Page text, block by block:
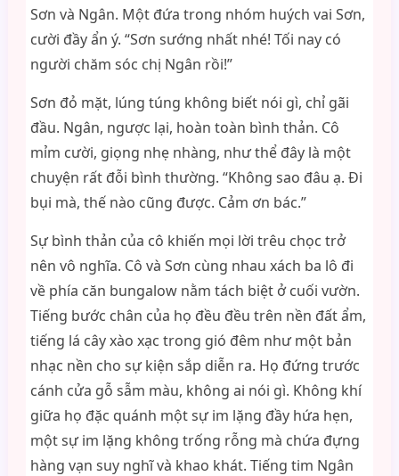
Sơn và Ngân. Một đứa trong nhóm huých vai Sơn,
cười đầy ẩn ý. “Sơn sướng nhất nhé! Tối nay có
người chăm sóc chị Ngân rồi!”
Sơn đỏ mặt, lúng túng không biết nói gì, chỉ gãi
đầu. Ngân, ngược lại, hoàn toàn bình thản. Cô
mỉm cười, giọng nhẹ nhàng, như thể đây là một
chuyện rất đỗi bình thường. “Không sao đâu ạ. Đi
bụi mà, thế nào cũng được. Cảm ơn bác.”
Sự bình thản của cô khiến mọi lời trêu chọc trở
nên vô nghĩa. Cô và Sơn cùng nhau xách ba lô đi
về phía căn bungalow nằm tách biệt ở cuối vườn.
Tiếng bước chân của họ đều đều trên nền đất ẩm,
tiếng lá cây xào xạc trong gió đêm như một bản
nhạc nền cho sự kiện sắp diễn ra. Họ đứng trước
cánh cửa gỗ sẫm màu, không ai nói gì. Không khí
giữa họ đặc quánh một sự im lặng đầy hứa hẹn,
một sự im lặng không trống rỗng mà chứa đựng
hàng vạn suy nghĩ và khao khát. Tiếng tim Ngân